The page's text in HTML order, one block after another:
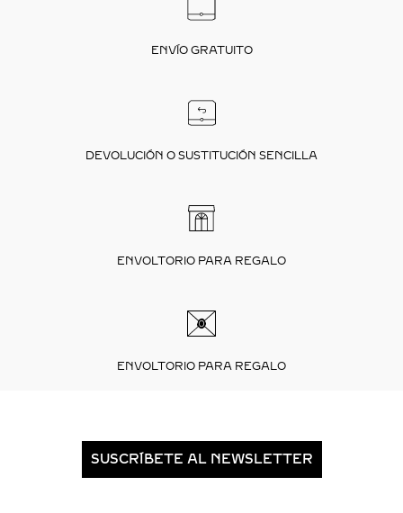
ENVÍO GRATUITO
DEVOLUCIÓN O SUSTITUCIÓN SENCILLA
ENVOLTORIO PARA REGALO
ENVOLTORIO PARA REGALO
SUSCRÍBETE AL NEWSLETTER